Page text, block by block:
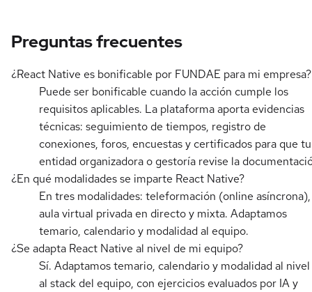
Preguntas frecuentes
¿React Native es bonificable por FUNDAE para mi empresa?
Puede ser bonificable cuando la acción cumple los
requisitos aplicables. La plataforma aporta evidencias
técnicas: seguimiento de tiempos, registro de
conexiones, foros, encuestas y certificados para que tu
entidad organizadora o gestoría revise la
¿En qué modalidades se imparte React Native?
En tres modalidades: teleformación (online asíncrona),
aula virtual privada en directo y mixta. Adaptamos
temario, calendario y modalidad al equipo.
¿Se adapta React Native al nivel de mi equipo?
Sí. Adaptamos temario, calendario y modalidad al
al stack del equipo, con ejercicios evaluados por IA y